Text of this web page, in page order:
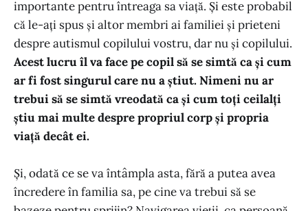
importante pentru întreaga sa viață. Și este probabil
că le-ați spus și altor membri ai familiei și prieteni
despre autismul copilului vostru, dar nu și copilului.
Acest lucru îl va face pe copil să se simtă ca și cum
ar fi fost singurul care nu a știut. Nimeni nu ar
trebui să se simtă vreodată ca și cum toți ceilalți
știu mai multe despre propriul corp și propria
viață decât ei.
Și, odată ce se va întâmpla asta, fără a putea avea
încredere în familia sa, pe cine va trebui să se